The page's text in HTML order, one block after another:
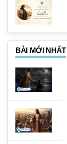
BÀI MỚI NHẤT